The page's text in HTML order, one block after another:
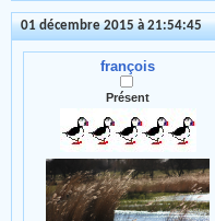
01 décembre 2015 à 21:54:45
françois
Présent